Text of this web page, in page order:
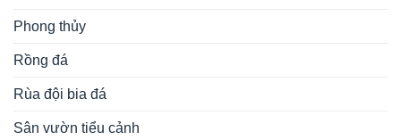
Phong thủy
Rồng đá
Rùa đội bia đá
Sân vườn tiểu cảnh